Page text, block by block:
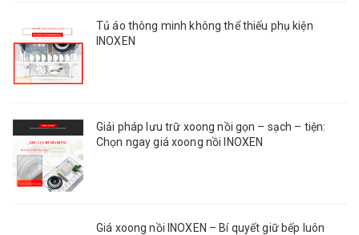
Tủ áo thông minh không thể thiếu phụ kiện
INOXEN
Giải pháp lưu trữ xoong nồi gọn – sạch – tiện:
Chọn ngay giá xoong nồi INOXEN
Giá xoong nồi INOXEN – Bí quyết giữ bếp luôn